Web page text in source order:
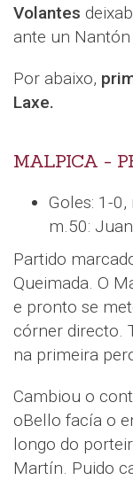
Volantes
ante un Nantón
Por abaixo,
Laxe.
MALPICA -
Goles: 1-
m.50:
Partido
Queimada. O
e pronto se
córner directo.
na primeira
Cambiou o
oBello facía o
longo do
Martín. Puido